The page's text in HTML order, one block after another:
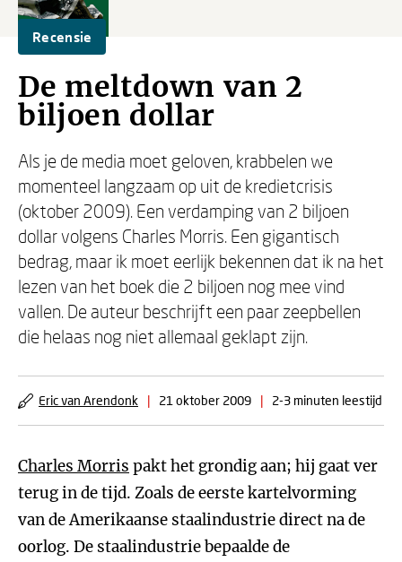
Recensie
De meltdown van 2
biljoen dollar
Als je de media moet geloven, krabbelen we
momenteel langzaam op uit de kredietcrisis
(oktober 2009). Een verdamping van 2 biljoen
dollar volgens Charles Morris. Een gigantisch
bedrag, maar ik moet eerlijk bekennen dat ik na het
lezen van het boek die 2 biljoen nog mee vind
vallen. De auteur beschrijft een paar zeepbellen
die helaas nog niet allemaal geklapt zijn.
Eric van Arendonk | 21 oktober 2009 | 2-3 minuten leestijd
Charles Morris pakt het grondig aan; hij gaat ver
terug in de tijd. Zoals de eerste kartelvorming
van de Amerikaanse staalindustrie direct na de
oorlog. De staalindustrie bepaalde de